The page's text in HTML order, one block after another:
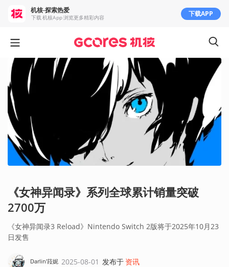
《女神异闻录》系列全球累计销量突破
2700万
《女神异闻录3 Reload》Nintendo Switch 2版将于2025年10月23
日发售
Darlin'菈妮 2025-08-01 发布于 资讯
机核-探索热爱
下载 机核App 浏览更多精彩内容 下载APP